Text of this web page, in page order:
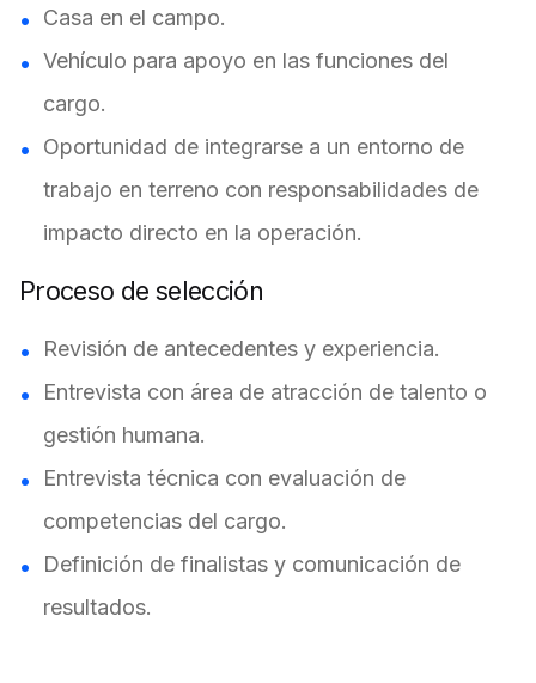
Casa en el campo.
Vehículo para apoyo en las funciones del
cargo.
Oportunidad de integrarse a un entorno de
trabajo en terreno con responsabilidades de
impacto directo en la operación.
Proceso de selección
Revisión de antecedentes y experiencia.
Entrevista con área de atracción de talento o
gestión humana.
Entrevista técnica con evaluación de
competencias del cargo.
Definición de finalistas y comunicación de
resultados.